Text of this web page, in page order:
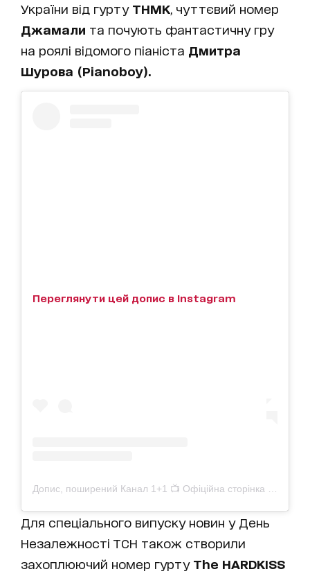
України від гурту ТНМК , чуттєвий номер
Джамали та почують фантастичну гру
на роялі відомого піаніста Дмитра
Шурова (Pianoboy).
Переглянути цей допис в Instagram
Для спеціального випуску новин у День
Незалежності ТСН також створили
захоплюючий номер гурту The HARDKISS